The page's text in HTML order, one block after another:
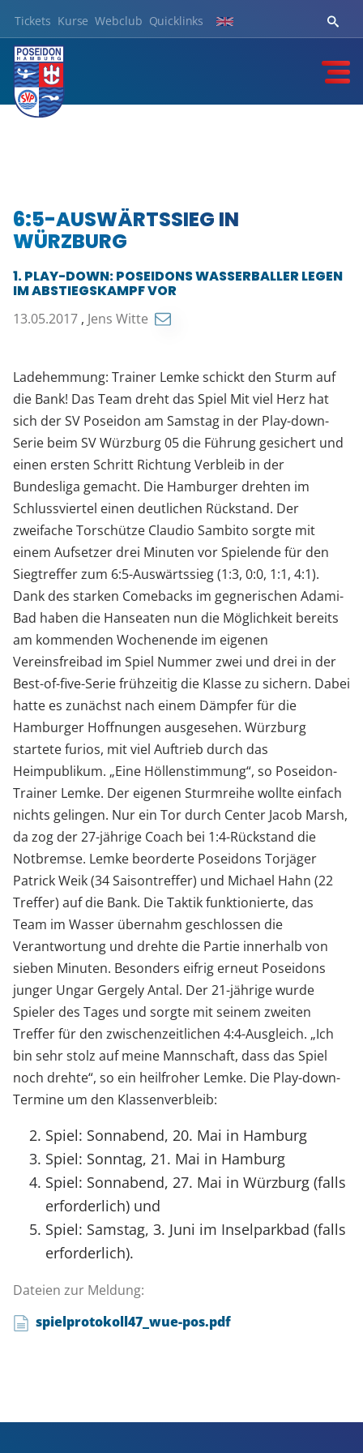
Tickets Kurse Webclub Quicklinks
6:5-AUSWÄRTSSIEG IN
WÜRZBURG
1. PLAY-DOWN: POSEIDONS WASSERBALLER LEGEN
IM ABSTIEGSKAMPF VOR
13.05.2017 , Jens Witte
Ladehemmung: Trainer Lemke schickt den Sturm auf
die Bank! Das Team dreht das Spiel Mit viel Herz hat
sich der SV Poseidon am Samstag in der Play-down-
Serie beim SV Würzburg 05 die Führung gesichert und
einen ersten Schritt Richtung Verbleib in der
Bundesliga gemacht. Die Hamburger drehten im
Schlussviertel einen deutlichen Rückstand. Der
zweifache Torschütze Claudio Sambito sorgte mit
einem Aufsetzer drei Minuten vor Spielende für den
Siegtreffer zum 6:5-Auswärtssieg (1:3, 0:0, 1:1, 4:1).
Dank des starken Comebacks im gegnerischen Adami-
Bad haben die Hanseaten nun die Möglichkeit bereits
am kommenden Wochenende im eigenen
Vereinsfreibad im Spiel Nummer zwei und drei in der
Best-of-five-Serie frühzeitig die Klasse zu sichern. Dabei
hatte es zunächst nach einem Dämpfer für die
Hamburger Hoffnungen ausgesehen. Würzburg
startete furios, mit viel Auftrieb durch das
Heimpublikum. „Eine Höllenstimmung“, so Poseidon-
Trainer Lemke. Der eigenen Sturmreihe wollte einfach
nichts gelingen. Nur ein Tor durch Center Jacob Marsh,
da zog der 27-jährige Coach bei 1:4-Rückstand die
Notbremse. Lemke beorderte Poseidons Torjäger
Patrick Weik (34 Saisontreffer) und Michael Hahn (22
Treffer) auf die Bank. Die Taktik funktionierte, das
Team im Wasser übernahm geschlossen die
Verantwortung und drehte die Partie innerhalb von
sieben Minuten. Besonders eifrig erneut Poseidons
junger Ungar Gergely Antal. Der 21-jährige wurde
Spieler des Tages und sorgte mit seinem zweiten
Treffer für den zwischenzeitlichen 4:4-Ausgleich. „Ich
bin sehr stolz auf meine Mannschaft, dass das Spiel
noch drehte“, so ein heilfroher Lemke. Die Play-down-
Termine um den Klassenverbleib:
Spiel: Sonnabend, 20. Mai in Hamburg
Spiel: Sonntag, 21. Mai in Hamburg
Spiel: Sonnabend, 27. Mai in Würzburg (falls
erforderlich) und
Spiel: Samstag, 3. Juni im Inselparkbad (falls
erforderlich).
Dateien zur Meldung:
spielprotokoll47_wue-pos.pdf